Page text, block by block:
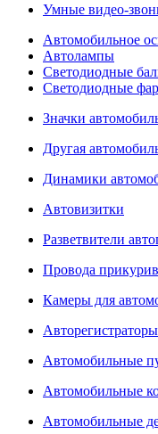
Умные видео-
Автомобильное
Автолампы
Светодиодные
Светодиодные
Значки
Другая
Динамики
Автовизитки
Разветвители
Провода
Камеры для
Авторегистраторы
Автомобильные
Автомобильные
Автомобильные